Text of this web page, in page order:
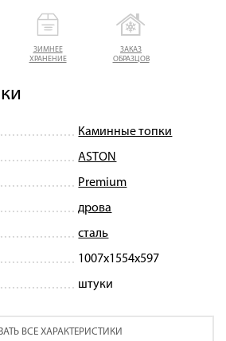
ЗИМНЕЕ
ХРАНЕНИЕ
ЗАКАЗ
ОБРАЗЦОВ
Каминные топки
ASTON
Premium
дрова
сталь
1007x1554x597
штуки
ВСЕ ХАРАКТЕРИСТИКИ